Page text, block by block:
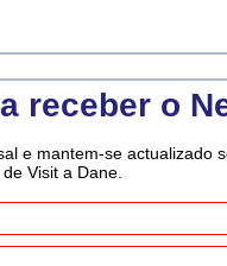
receber o
e mantem-se actualizado
Visit a Dane.